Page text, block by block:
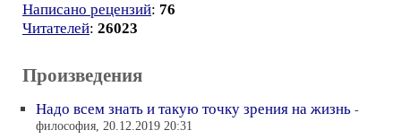
Написано рецензий: 76
Читателей: 26023
Произведения
Надо всем знать и такую точку зрения на жизнь -
философия, 20.12.2019 20:31